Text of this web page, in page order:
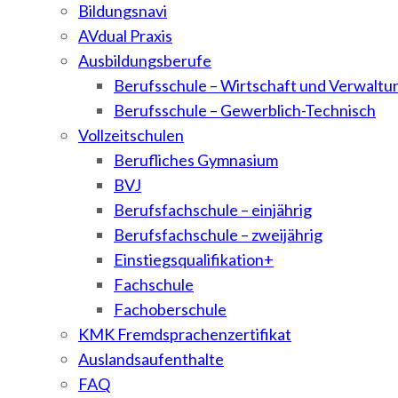
Bildungsnavi
AVdual Praxis
Ausbildungsberufe
Berufsschule – Wirtschaft und
Berufsschule – Gewerblich-Technisch
Vollzeitschulen
Berufliches Gymnasium
BVJ
Berufsfachschule – einjährig
Berufsfachschule – zweijährig
Einstiegsqualifikation+
Fachschule
Fachoberschule
KMK Fremdsprachenzertifikat
Auslandsaufenthalte
FAQ